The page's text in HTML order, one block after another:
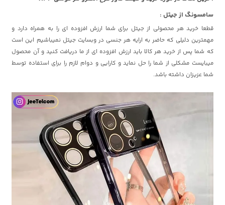
سامسونگ از جیتل :
قطعا خرید هر محصولی از جیتل برای شما ارزش افزوده ای را به همراه دارد و
مهمترین دلیلی که حاضر به ارایه هر جنسی در وبسایت جیتل نمیباشیم این است
که شما پس از خرید هر کالا باید ارزش افزوده ای از ما دریافت کنید و آن محصول
میبایست مشکلی از شما را حل نماید و کارایی و دوام لازم را برای استفاده توسط
شما عزیزان داشته باشد.